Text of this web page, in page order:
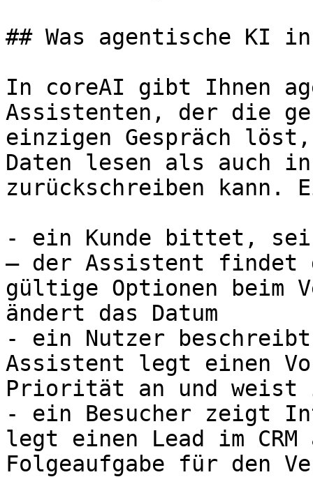
## Was agentische KI
In coreAI gibt Ihnen
Assistenten, der die
einzigen Gespräch
Daten lesen als auch
zurückschreiben kann.
- ein Kunde bittet,
– der Assistent findet
gültige Optionen beim
ändert das Datum
- ein Nutzer
Assistent legt einen
Priorität an und weist
- ein Besucher zeigt
legt einen Lead im
Folgeaufgabe für den